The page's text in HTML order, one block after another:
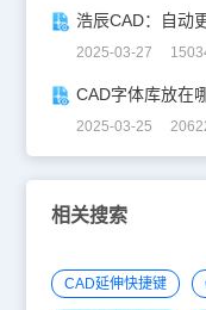
浩辰CAD：自动
2025-03-27
CAD字体库放在
2025-03-25
相关搜索
CAD延伸快捷键